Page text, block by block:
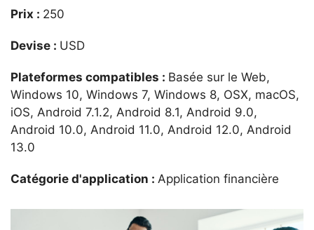
Prix : 250
Devise : USD
Plateformes compatibles : Basée sur le Web,
Windows 10, Windows 7, Windows 8, OSX, macOS,
iOS, Android 7.1.2, Android 8.1, Android 9.0,
Android 10.0, Android 11.0, Android 12.0, Android
13.0
Catégorie d'application : Application financière